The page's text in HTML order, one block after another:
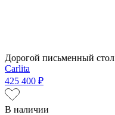
Дорогой письменный стол
Carlita
425 400 ₽
В наличии